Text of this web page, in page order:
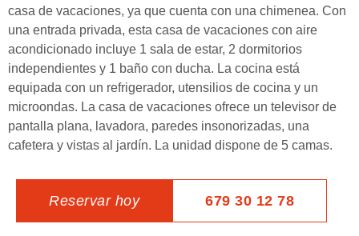
casa de vacaciones, ya que cuenta con una chimenea. Con
una entrada privada, esta casa de vacaciones con aire
acondicionado incluye 1 sala de estar, 2 dormitorios
independientes y 1 baño con ducha. La cocina está
equipada con un refrigerador, utensilios de cocina y un
microondas. La casa de vacaciones ofrece un televisor de
pantalla plana, lavadora, paredes insonorizadas, una
cafetera y vistas al jardín. La unidad dispone de 5 camas.
Reservar hoy 679 30 12 78